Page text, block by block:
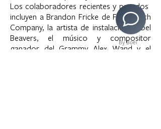
Los colaboradores recientes y pasados ​​
incluyen a Brandon Fricke de Free Lunch
Company, la artista de instalación Isabel
Beavers, el músico y compositor
ganador del Grammy Alex Wand y el
By Boei